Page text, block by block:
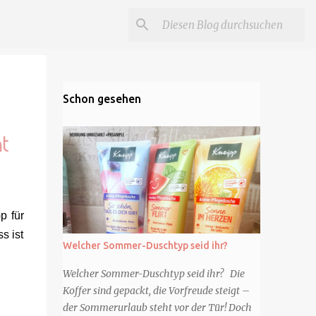
für
ist
Schon gesehen
Welcher Sommer-Duschtyp seid ihr?
Welcher Sommer-Duschtyp seid ihr? Die
Koffer sind gepackt, die Vorfreude steigt –
der Sommerurlaub steht vor der Tür! Doch